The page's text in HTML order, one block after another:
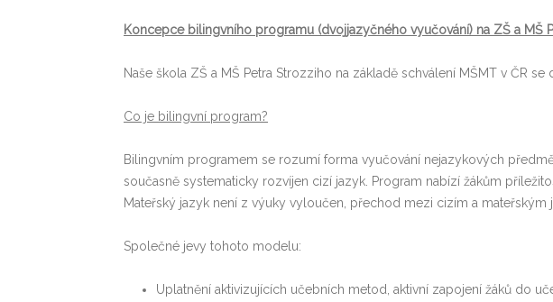
Koncepce bilingvního programu (dvojjazyčného vyučování) na ZŠ a MŠ
Naše škola ZŠ a MŠ Petra Strozziho na základě schválení MŠMT v ČR
Co je bilingvní program?
Bilingvním programem se rozumí forma vyučování nejazykových
současně systematicky rozvíjen cizí jazyk. Program nabízí žákům
Mateřský jazyk není z výuky vyloučen, přechod mezi cizím a mateřským
Společné jevy tohoto modelu:
Uplatnění aktivizujících učebních metod, aktivní zapojení žáků do